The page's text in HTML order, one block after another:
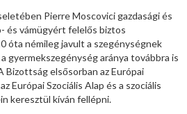
Pierre Moscovici gazdasági és
és vámügyért felelős biztos
óta némileg javult a szegénységnek
gyermekszegénység aránya továbbra is
Bizottság elsősorban az Európai
Európai Szociális Alap és a szociális
keresztül kíván fellépni.